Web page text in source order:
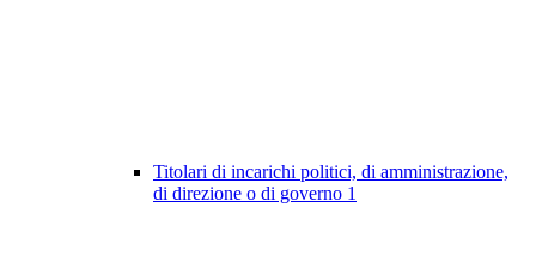
Titolari di incarichi politici, di amministrazione,
di direzione o di governo 1